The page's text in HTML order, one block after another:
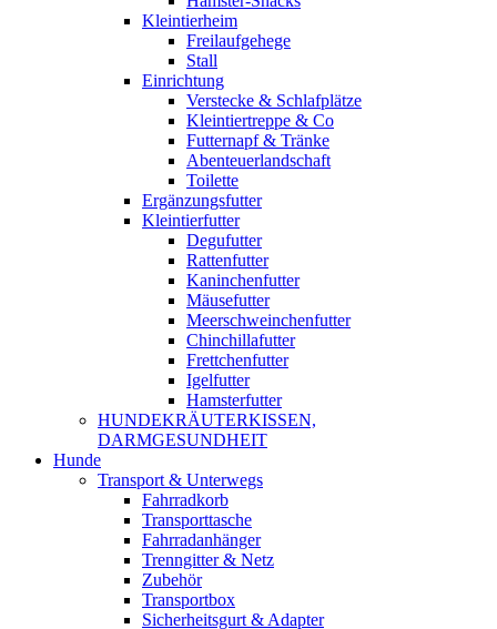
Kleintierheim
Freilaufgehege
Stall
Einrichtung
Verstecke & Schlafplätze
Kleintiertreppe & Co
Futternapf & Tränke
Abenteuerlandschaft
Toilette
Ergänzungsfutter
Kleintierfutter
Degufutter
Rattenfutter
Kaninchenfutter
Mäusefutter
Meerschweinchenfutter
Chinchillafutter
Frettchenfutter
Igelfutter
Hamsterfutter
HUNDEKRÄUTERKISSEN,
DARMGESUNDHEIT
Hunde
Transport & Unterwegs
Fahrradkorb
Transporttasche
Fahrradanhänger
Trenngitter & Netz
Zubehör
Transportbox
Sicherheitsgurt & Adapter